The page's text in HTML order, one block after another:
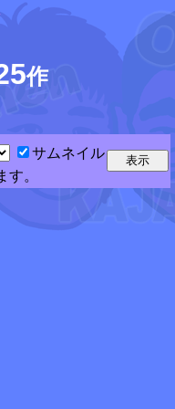
作
サムネイル
。